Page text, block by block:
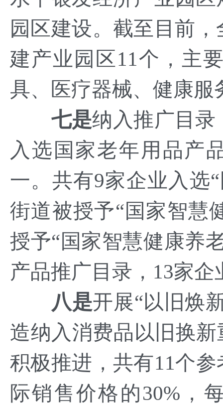
园区建设。截至目前
建产业园区11个，主
具、医疗器械、健康
七是纳入推广目录
入选国家老年用品产
一。共有9家企业入选
街道被授予“国家智慧
授予“国家智慧健康养
产品推广目录，13家
八是开展“以旧焕
造纳入消费品以旧换
积极推进，共有11个
际销售价格的30%，